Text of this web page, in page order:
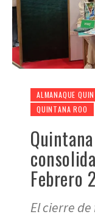
ALMANAQUE
QUINTANA ROO
Febrero
El cierre